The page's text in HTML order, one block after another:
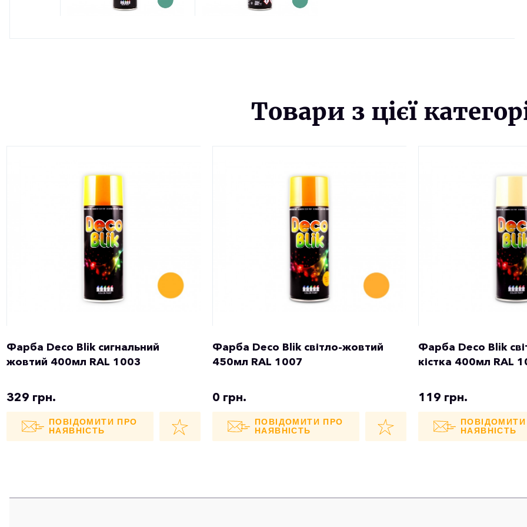
Товари з цієї
Фарба Deco Blik сигнальний
жовтий 400мл RAL 1003
329 грн.
ПОВІДОМИТИ ПРО
НАЯВНІСТЬ
Фарба Deco Blik світло-жовтий
450мл RAL 1007
0 грн.
ПОВІДОМИТИ ПРО
НАЯВНІСТЬ
Фарба Deco Blik
кістка 400мл RAL
119 грн.
НАЯВНІСТЬ